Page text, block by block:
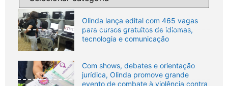
Olinda lança edital com 465 vagas
para cursos gratuitos de idiomas,
tecnologia e comunicação
Com shows, debates e orientação
jurídica, Olinda promove grande
evento de combate à violência contra